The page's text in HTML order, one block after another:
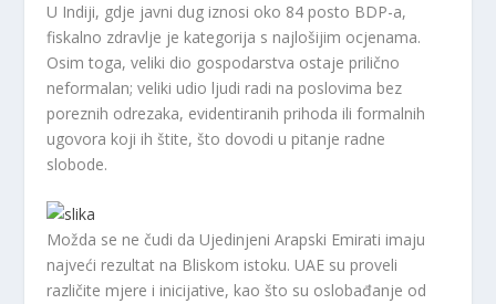
U Indiji, gdje javni dug iznosi oko 84 posto BDP-a,
fiskalno zdravlje je kategorija s najlošijim ocjenama.
Osim toga, veliki dio gospodarstva ostaje prilično
neformalan; veliki udio ljudi radi na poslovima bez
poreznih odrezaka, evidentiranih prihoda ili formalnih
ugovora koji ih štite, što dovodi u pitanje radne
slobode.
Možda se ne čudi da Ujedinjeni Arapski Emirati imaju
najveći rezultat na Bliskom istoku. UAE su proveli
različite mjere i inicijative, kao što su oslobađanje od